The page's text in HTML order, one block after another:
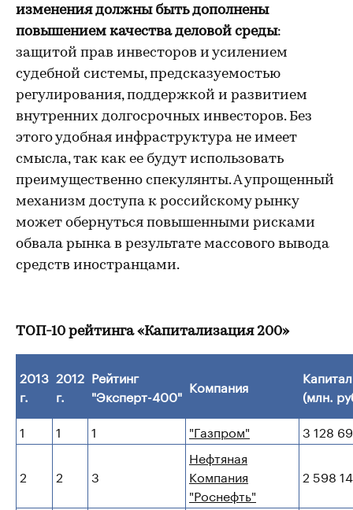
изменения должны быть дополнены
повышением качества деловой среды:
защитой прав инвесторов и усилением
судебной системы, предсказуемостью
регулирования, поддержкой и развитием
внутренних долгосрочных инвесторов. Без
этого удобная инфраструктура не имеет
смысла, так как ее будут использовать
преимущественно спекулянты. А упрощенный
механизм доступа к российскому рынку
может обернуться повышенными рисками
обвала рынка в результате массового вывода
средств иностранцами.
ТОП-10 рейтинга «Капитализация 200»
2013
г.
2012
г.
Рейтинг
"Эксперт-400" Компания
(млн.
1
1 1 "Газпром" 3 128
2 2 3
Нефтяная
Компания
"Роснефть"
2 598